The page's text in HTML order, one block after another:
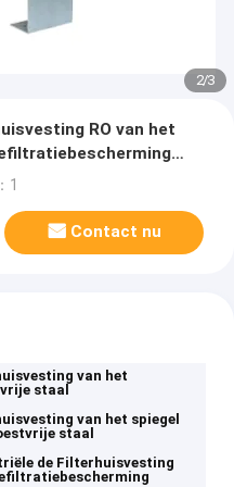
2/3
RO van het
1
Contact nu
van het
staal
van het spiegel
staal
de Filterhuisvesting